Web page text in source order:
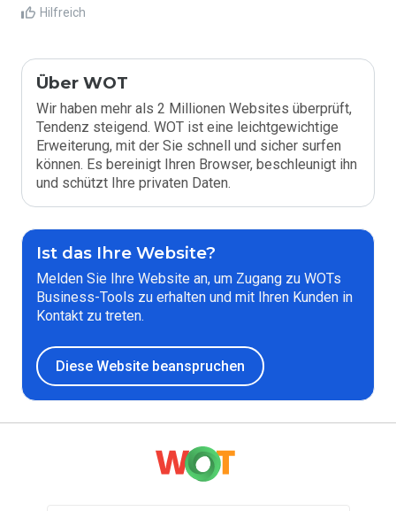
Hilfreich
Über WOT
Wir haben mehr als 2 Millionen Websites überprüft,
Tendenz steigend. WOT ist eine leichtgewichtige
Erweiterung, mit der Sie schnell und sicher surfen
können. Es bereinigt Ihren Browser, beschleunigt ihn
und schützt Ihre privaten Daten.
Ist das Ihre Website?
Melden Sie Ihre Website an, um Zugang zu WOTs
Business-Tools zu erhalten und mit Ihren Kunden in
Kontakt zu treten.
Diese Website beanspruchen